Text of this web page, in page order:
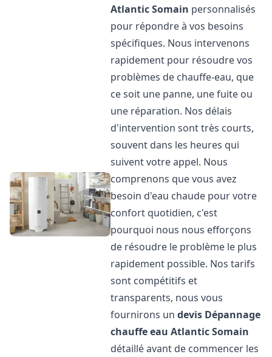
AtlanticSomain personnalisés
pour répondre à vos besoins
spécifiques. Nous intervenons
rapidement pour résoudre vos
problèmes de chauffe-eau, que
ce soit une panne, une fuite ou
une réparation. Nos délais
d'intervention sont très courts,
souvent dans les heures qui
suivent votre appel. Nous
comprenons que vous avez
besoin d'eau chaude pour votre
confort quotidien, c'est
pourquoi nous nous efforçons
de résoudre le problème le plus
rapidement possible. Nos tarifs
sont compétitifs et
transparents, nous vous
fournirons undevis Dépannage
chauffe eau AtlanticSomain
détaillé avant de commencer les